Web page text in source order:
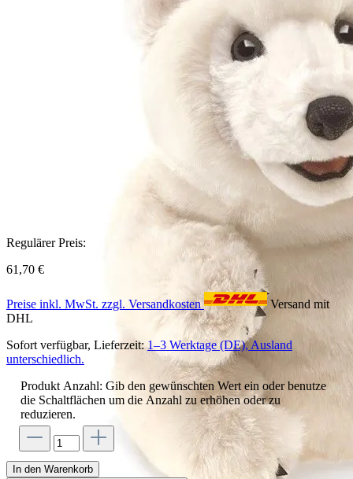
Regulärer Preis:
61,70 €
Preise inkl. MwSt. zzgl. Versandkosten
Versand mit
DHL
Sofort verfügbar, Lieferzeit:1–3 Werktage (DE), Ausland
unterschiedlich.
Produkt Anzahl: Gib den gewünschten Wert ein oder benutze
die Schaltflächen um die Anzahl zu erhöhen oder zu
reduzieren.
In den Warenkorb